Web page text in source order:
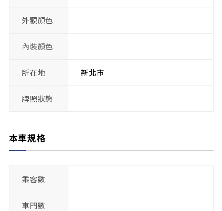
外觀顏色
內裝顏色
所在地 新北市
牌照狀態
本車規格
乘客數
車門數